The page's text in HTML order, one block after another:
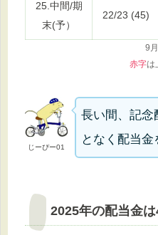
25.中間/期
末(予）
22/23 (45)
9
赤字は
じーぴー01
長い間、記念
となく配当金
2025年の配当金は